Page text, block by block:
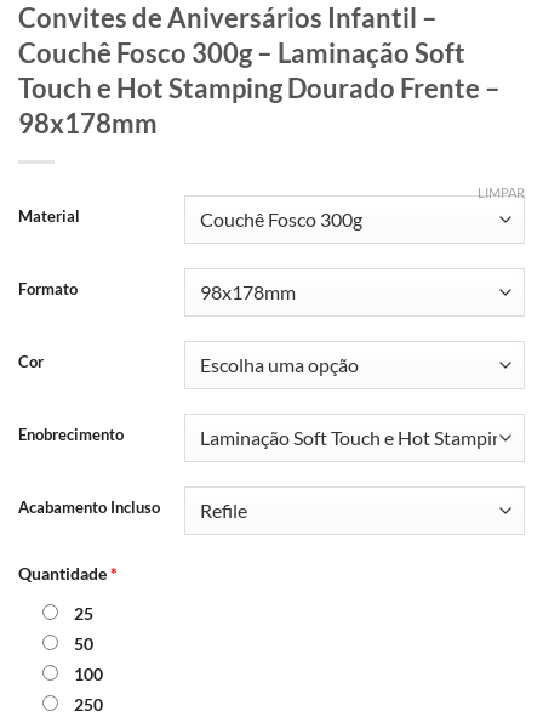
Convites de Aniversários Infantil –
Couchê Fosco 300g – Laminação Soft
Touch e Hot Stamping Dourado Frente –
98x178mm
Material
Formato
Cor
Enobrecimento
Acabamento Incluso
LIMPAR
Quantidade*
25
50
100
250